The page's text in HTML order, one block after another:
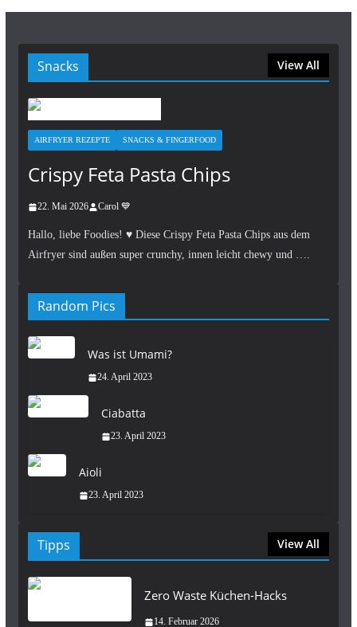
Snacks View All
AIRFRYER REZEPTE SNACKS & FINGERFOOD
Crispy Feta Pasta Chips
22. Mai 2026 Carol 💙
Hallo, liebe Foodies! ♥︎ Diese Crispy Feta Pasta Chips aus dem
Airfryer sind außen super crunchy, innen leicht chewy und ….
Random Pics
Was ist Umami?
24. April 2023
Ciabatta
23. April 2023
Aioli
23. April 2023
Tipps View All
Zero Waste Küchen-Hacks
14. Februar 2026